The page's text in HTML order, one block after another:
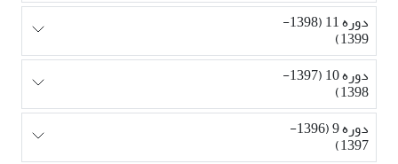
دوره 11 (1398-
1399)
دوره 10 (1397-
1398)
دوره 9 (1396-
1397)